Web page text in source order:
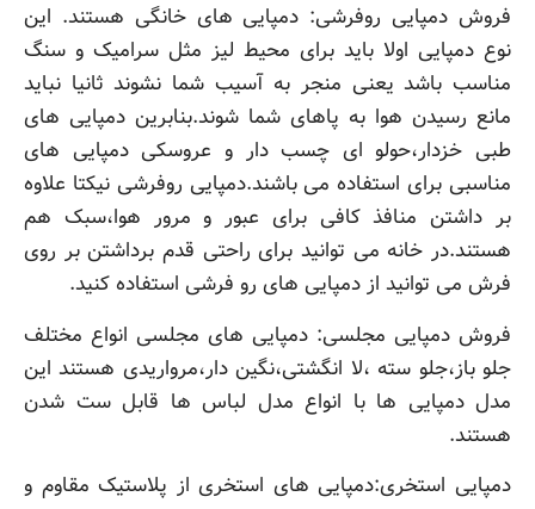
فروش دمپایی روفرشی: دمپایی های خانگی هستند. این
نوع دمپایی اولا باید برای محیط لیز مثل سرامیک و سنگ
مناسب باشد یعنی منجر به آسیب شما نشوند ثانیا نباید
مانع رسیدن هوا به پاهای شما شوند.بنابرین دمپایی های
طبی خزدار،حولو ای چسب دار و عروسکی دمپایی های
مناسبی برای استفاده می باشند.دمپایی روفرشی نیکتا علاوه
بر داشتن منافذ کافی برای عبور و مرور هوا،سبک هم
هستند.در خانه می توانید برای راحتی قدم برداشتن بر روی
فرش می توانید از دمپایی های رو فرشی استفاده کنید.
فروش دمپایی مجلسی: دمپایی های مجلسی انواع مختلف
جلو باز،جلو سته ،لا انگشتی،نگین دار،مرواریدی هستند این
مدل دمپایی ها با انواع مدل لباس ها قابل ست شدن
هستند.
دمپایی استخری:دمپایی های استخری از پلاستیک مقاوم و